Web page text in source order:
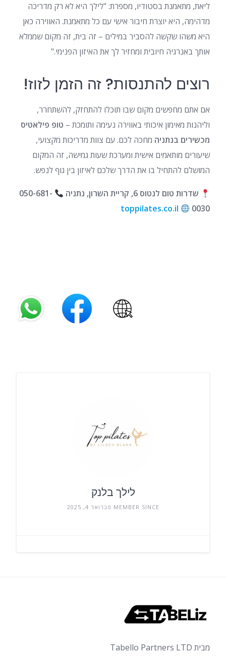
ליאת, מתאמנת בסטודיו, מספרת: "לילך היא לא רק מדריכה
מדהימה, היא יוצרת חיבור אישי עם כל מתאמנת. האווירה כאן
היא משהו שקשה להסביר במילים – זה בית, זה מקום שממלא
אותך באנרגיה חיובית ומחזיר לך את האיזון הפנימי."
רוצים להתנסות? זה הזמן לזוז!
אם אתם מחפשים מקום שבו תוכלו להתחזק, להשתחרר,
וליהנות מאימון איכותי באווירה נעימה ותומכת – טופ פילאטיס
מכשירים בנתניה מחכה לכם. עם צוות מדריכות מקצועי,
שיעורים מותאמים אישית ומערכת שעות גמישה, זה המקום
המושלם להתחיל בו את הדרך שלכם לאיזון בין גוף לנפש.
שדרות טום לנטוס 6, קריית השרון, נתניה
050-681-
0030
toppilates.co.il
לילך בלנק
MEMBER SINCE פברואר 4, 2025
מבית Tabello Partners LTD